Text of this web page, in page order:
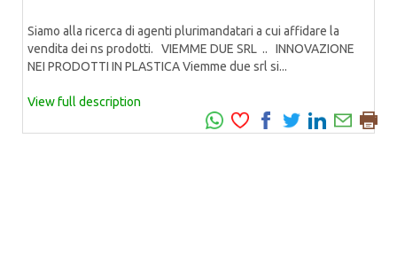
Siamo alla ricerca di agenti plurimandatari a cui affidare la
vendita dei ns prodotti. VIEMME DUE SRL .. INNOVAZIONE
NEI PRODOTTI IN PLASTICA Viemme due srl si...
View full description